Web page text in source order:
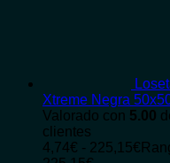
Xtreme Negra
Valorado con 5.00
clientes
4,74€ - 225,15€